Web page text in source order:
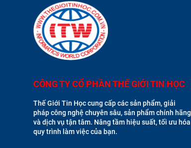
CÔNG TY CỔ PHẦN THẾ GIỚI TIN HỌC
Thế Giới Tin Học cung cấp các sản phẩm, giải
pháp công nghệ chuyên sâu, sản phẩm chính hãng
và dịch vụ tận tâm. Nâng tầm hiệu suất, tối ưu hóa
quy trình làm việc của bạn.